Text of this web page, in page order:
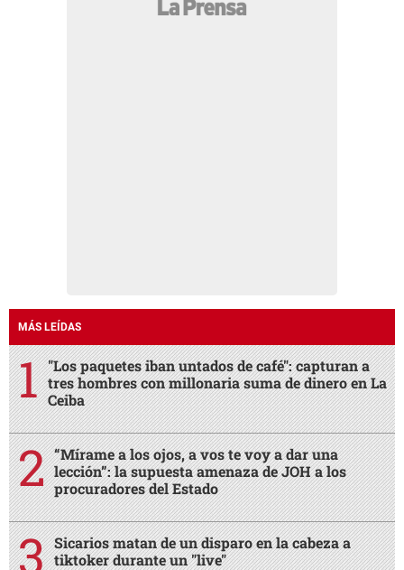
MÁS LEÍDAS
"Los paquetes iban untados de café": capturan a
tres hombres con millonaria suma de dinero en La
Ceiba
“Mírame a los ojos, a vos te voy a dar una
lección”: la supuesta amenaza de JOH a los
procuradores del Estado
Sicarios matan de un disparo en la cabeza a
tiktoker durante un "live"